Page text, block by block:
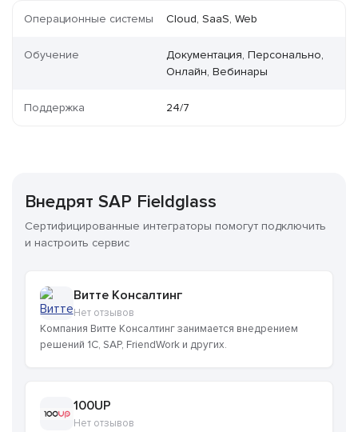
Операционные системы Cloud, SaaS, Web
Обучение
Документация, Персонально,
Онлайн, Вебинары
Поддержка 24/7
Внедрят SAP Fieldglass
Сертифицированные интеграторы помогут подключить
и настроить сервис
Витте Консалтинг
Нет отзывов
Компания Витте Консалтинг занимается внедрением
решений 1C, SAP, FriendWork и других.
100UP
Нет отзывов